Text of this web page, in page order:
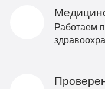
Работаем